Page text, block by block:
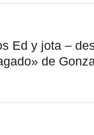
Ed y jota –
de